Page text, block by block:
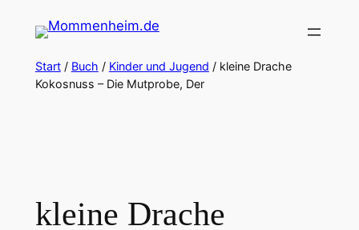
Inhalt
springen
Start/ Buch / Kinder und Jugend / kleine Drache
Kokosnuss – Die Mutprobe, Der
kleine Drache